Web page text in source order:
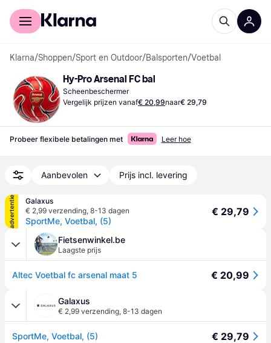
Voor shoppers
Klarna/Shoppen/Sport en Outdoor/Balsporten/Voetbal
Hy-Pro Arsenal FC bal
Scheenbeschermer
Vergelijk prijzen vanaf€ 20,99naar€ 29,79
Probeer flexibele betalingen met Leer hoe
Aanbevolen Prijs incl. levering
advertentie
Galaxus
€ 2,99 verzending, 8-13 dagen
SportMe, Voetbal, (5)
€ 29,79
Fietsenwinkel.be
Laagste prijs
Altec Voetbal fc arsenal maat 5 € 20,99
Galaxus
€ 2,99 verzending, 8-13 dagen
SportMe, Voetbal, (5) € 29,79